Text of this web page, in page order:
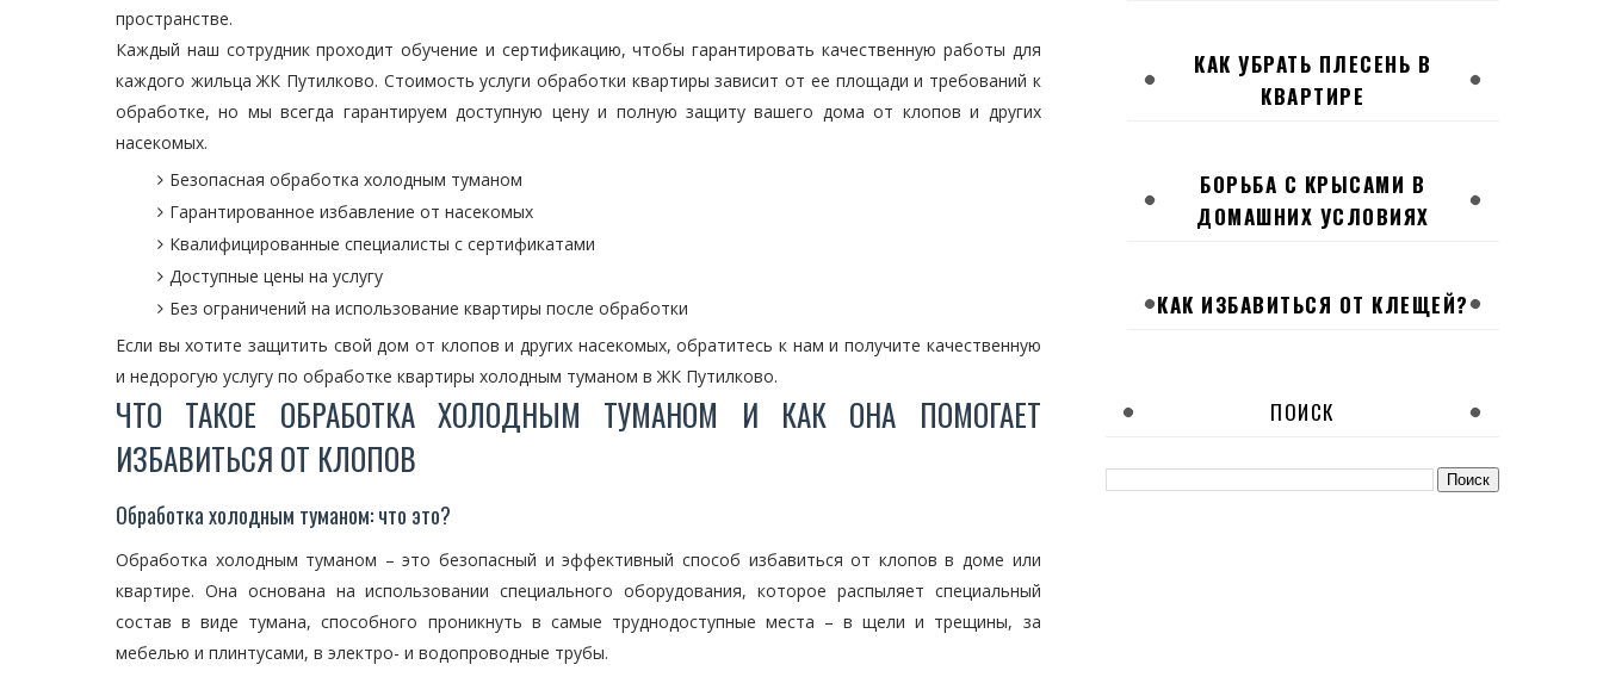
пространстве.
Каждый наш сотрудник проходит обучение и сертификацию, чтобы гарантировать качественную работы для
каждого жильца ЖК Путилково. Стоимость услуги обработки квартиры зависит от ее площади и требований к
обработке, но мы всегда гарантируем доступную цену и полную защиту вашего дома от клопов и других
насекомых.
Безопасная обработка холодным туманом
Гарантированное избавление от насекомых
Квалифицированные специалисты с сертификатами
Доступные цены на услугу
Без ограничений на использование квартиры после обработки
Если вы хотите защитить свой дом от клопов и других насекомых, обратитесь к нам и получите качественную
и недорогую услугу по обработке квартиры холодным туманом в ЖК Путилково.
ЧТО ТАКОЕ ОБРАБОТКА ХОЛОДНЫМ ТУМАНОМ И КАК ОНА ПОМОГАЕТ
ИЗБАВИТЬСЯ ОТ КЛОПОВ
Обработка холодным туманом: что это?
Обработка холодным туманом – это безопасный и эффективный способ избавиться от клопов в доме или
квартире. Она основана на использовании специального оборудования, которое распыляет специальный
состав в виде тумана, способного проникнуть в самые труднодоступные места – в щели и трещины, за
мебелью и плинтусами, в электро- и водопроводные трубы.
КАК УБРАТЬ ПЛЕСЕНЬ В
КВАРТИРЕ
БОРЬБА С КРЫСАМИ В
ДОМАШНИХ УСЛОВИЯХ
КАК ИЗБАВИТЬСЯ ОТ КЛЕЩЕЙ?
ПОИСК